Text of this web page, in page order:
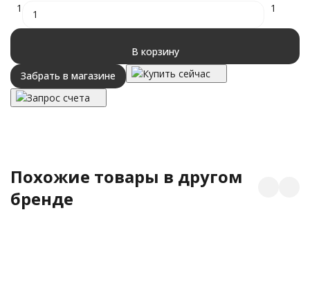
1 1
В корзину
Забрать в магазине
Купить сейчас
Запрос счета
Похожие товары в другом
бренде